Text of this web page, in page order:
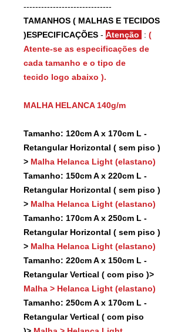
------------------------------
TAMANHOS ( MALHAS E TECIDOS
)ESPECIFICAÇÕES - Atenção : (
Atente-se as especificações de
cada tamanho e o tipo de
tecido logo abaixo ).
MALHA HELANCA 140g/m
Tamanho: 120cm A x 170cm L -
Retangular Horizontal ( sem piso )
> Malha Helanca Light (elastano)
Tamanho: 150cm A x 220cm L -
Retangular Horizontal ( sem piso )
> Malha Helanca Light (elastano)
Tamanho: 170cm A x 250cm L -
Retangular Horizontal ( sem piso )
> Malha Helanca Light (elastano)
Tamanho: 220cm A x 150cm L -
Retangular Vertical ( com piso )>
Malha > Helanca Light (elastano)
Tamanho: 250cm A x 170cm L -
Retangular Vertical ( com piso